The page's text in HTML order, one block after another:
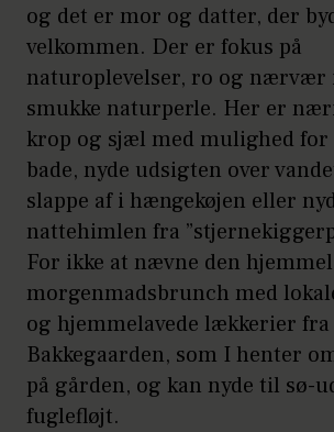
og det er mor og datter, der
velkommen. Der er fokus på
naturoplevelser, ro og nærvær
smukke naturperle. Her er
krop og sjæl med mulighed for
bade, nyde udsigten over
slappe af i hængekøjen eller
nattehimlen fra
For ikke at nævne den
morgenmadsbrunch med
og hjemmelavede lækkerier fra
Bakkegaarden, som I henter
på gården, og kan nyde til sø-
fuglefløjt.